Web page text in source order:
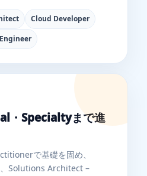
Cloud Developer
・Specialtyまで進
で基礎を固め、
Solutions Architect –